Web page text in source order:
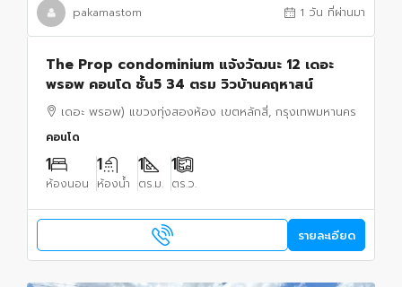
pakamastom 1 วัน ที่ผ่านมา
The Prop condominium แจ้งวัฒนะ 12 เดอะ
พรอพ คอนโด ชั้น5 34 ตรม วิวบ้านคฤหาสน์
เดอะ พรอพ) แขวงทุ่งสองห้อง เขตหลักสี่, กรุงเทพมหานคร
คอนโด
1
ห้องนอน
1
ห้องน้ำ
1
ตร.ม.
1
ตร.ว.
รายละเอียด